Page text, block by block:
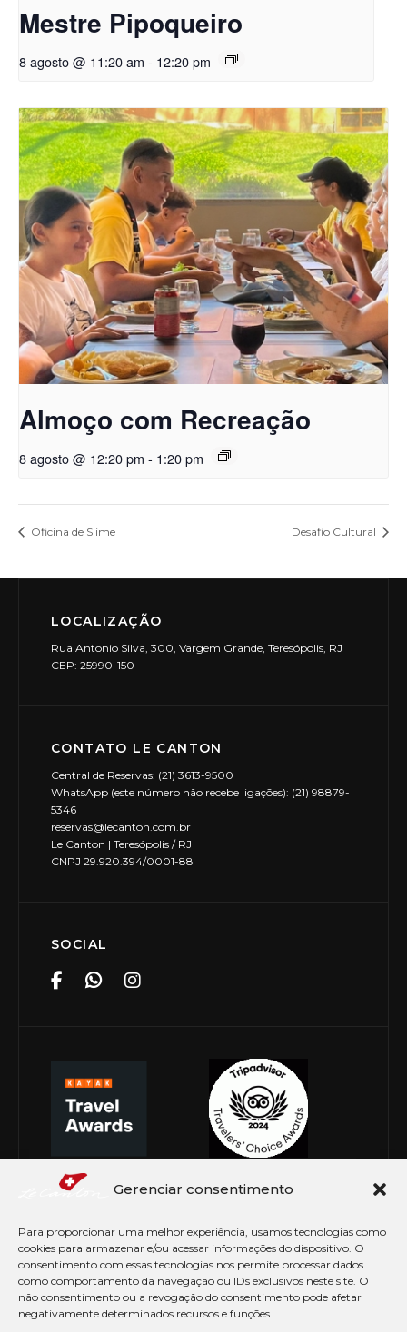
Gerenciar consentimento
Para proporcionar uma melhor experiência, usamos tecnologias como
cookies para armazenar e/ou acessar informações do dispositivo. O
consentimento com essas tecnologias nos permite processar dados
como comportamento da navegação ou IDs exclusivos neste site. O
não consentimento ou a revogação do consentimento pode afetar
negativamente determinados recursos e funções.
Mestre Pipoqueiro
8 agosto @ 11:20 am - 12:20 pm
Almoço com Recreação
8 agosto @ 12:20 pm - 1:20 pm
Oficina de Slime Desafio Cultural
LOCALIZAÇÃO
Rua Antonio Silva, 300, Vargem Grande, Teresópolis, RJ
CEP: 25990-150
CONTATO LE CANTON
Central de Reservas: (21) 3613-9500
WhatsApp (este número não recebe ligações): (21) 98879-
5346
reservas@lecanton.com.br
Le Canton | Teresópolis / RJ
CNPJ 29.920.394/0001-88
SOCIAL
© Copyright 2026 Le Canton. Todos os direitos